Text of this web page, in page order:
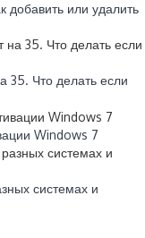
добавить или удалить
35. Что делать если
Windows 7
системах и